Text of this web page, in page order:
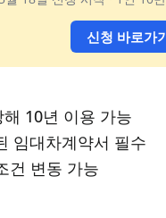
신청 바로가
10년 이용 가능
임대차계약서 필수
건 변동 가능